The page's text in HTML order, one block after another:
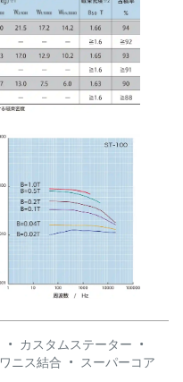
• カスタムステーター •
ワニス結合 • スーパーコア